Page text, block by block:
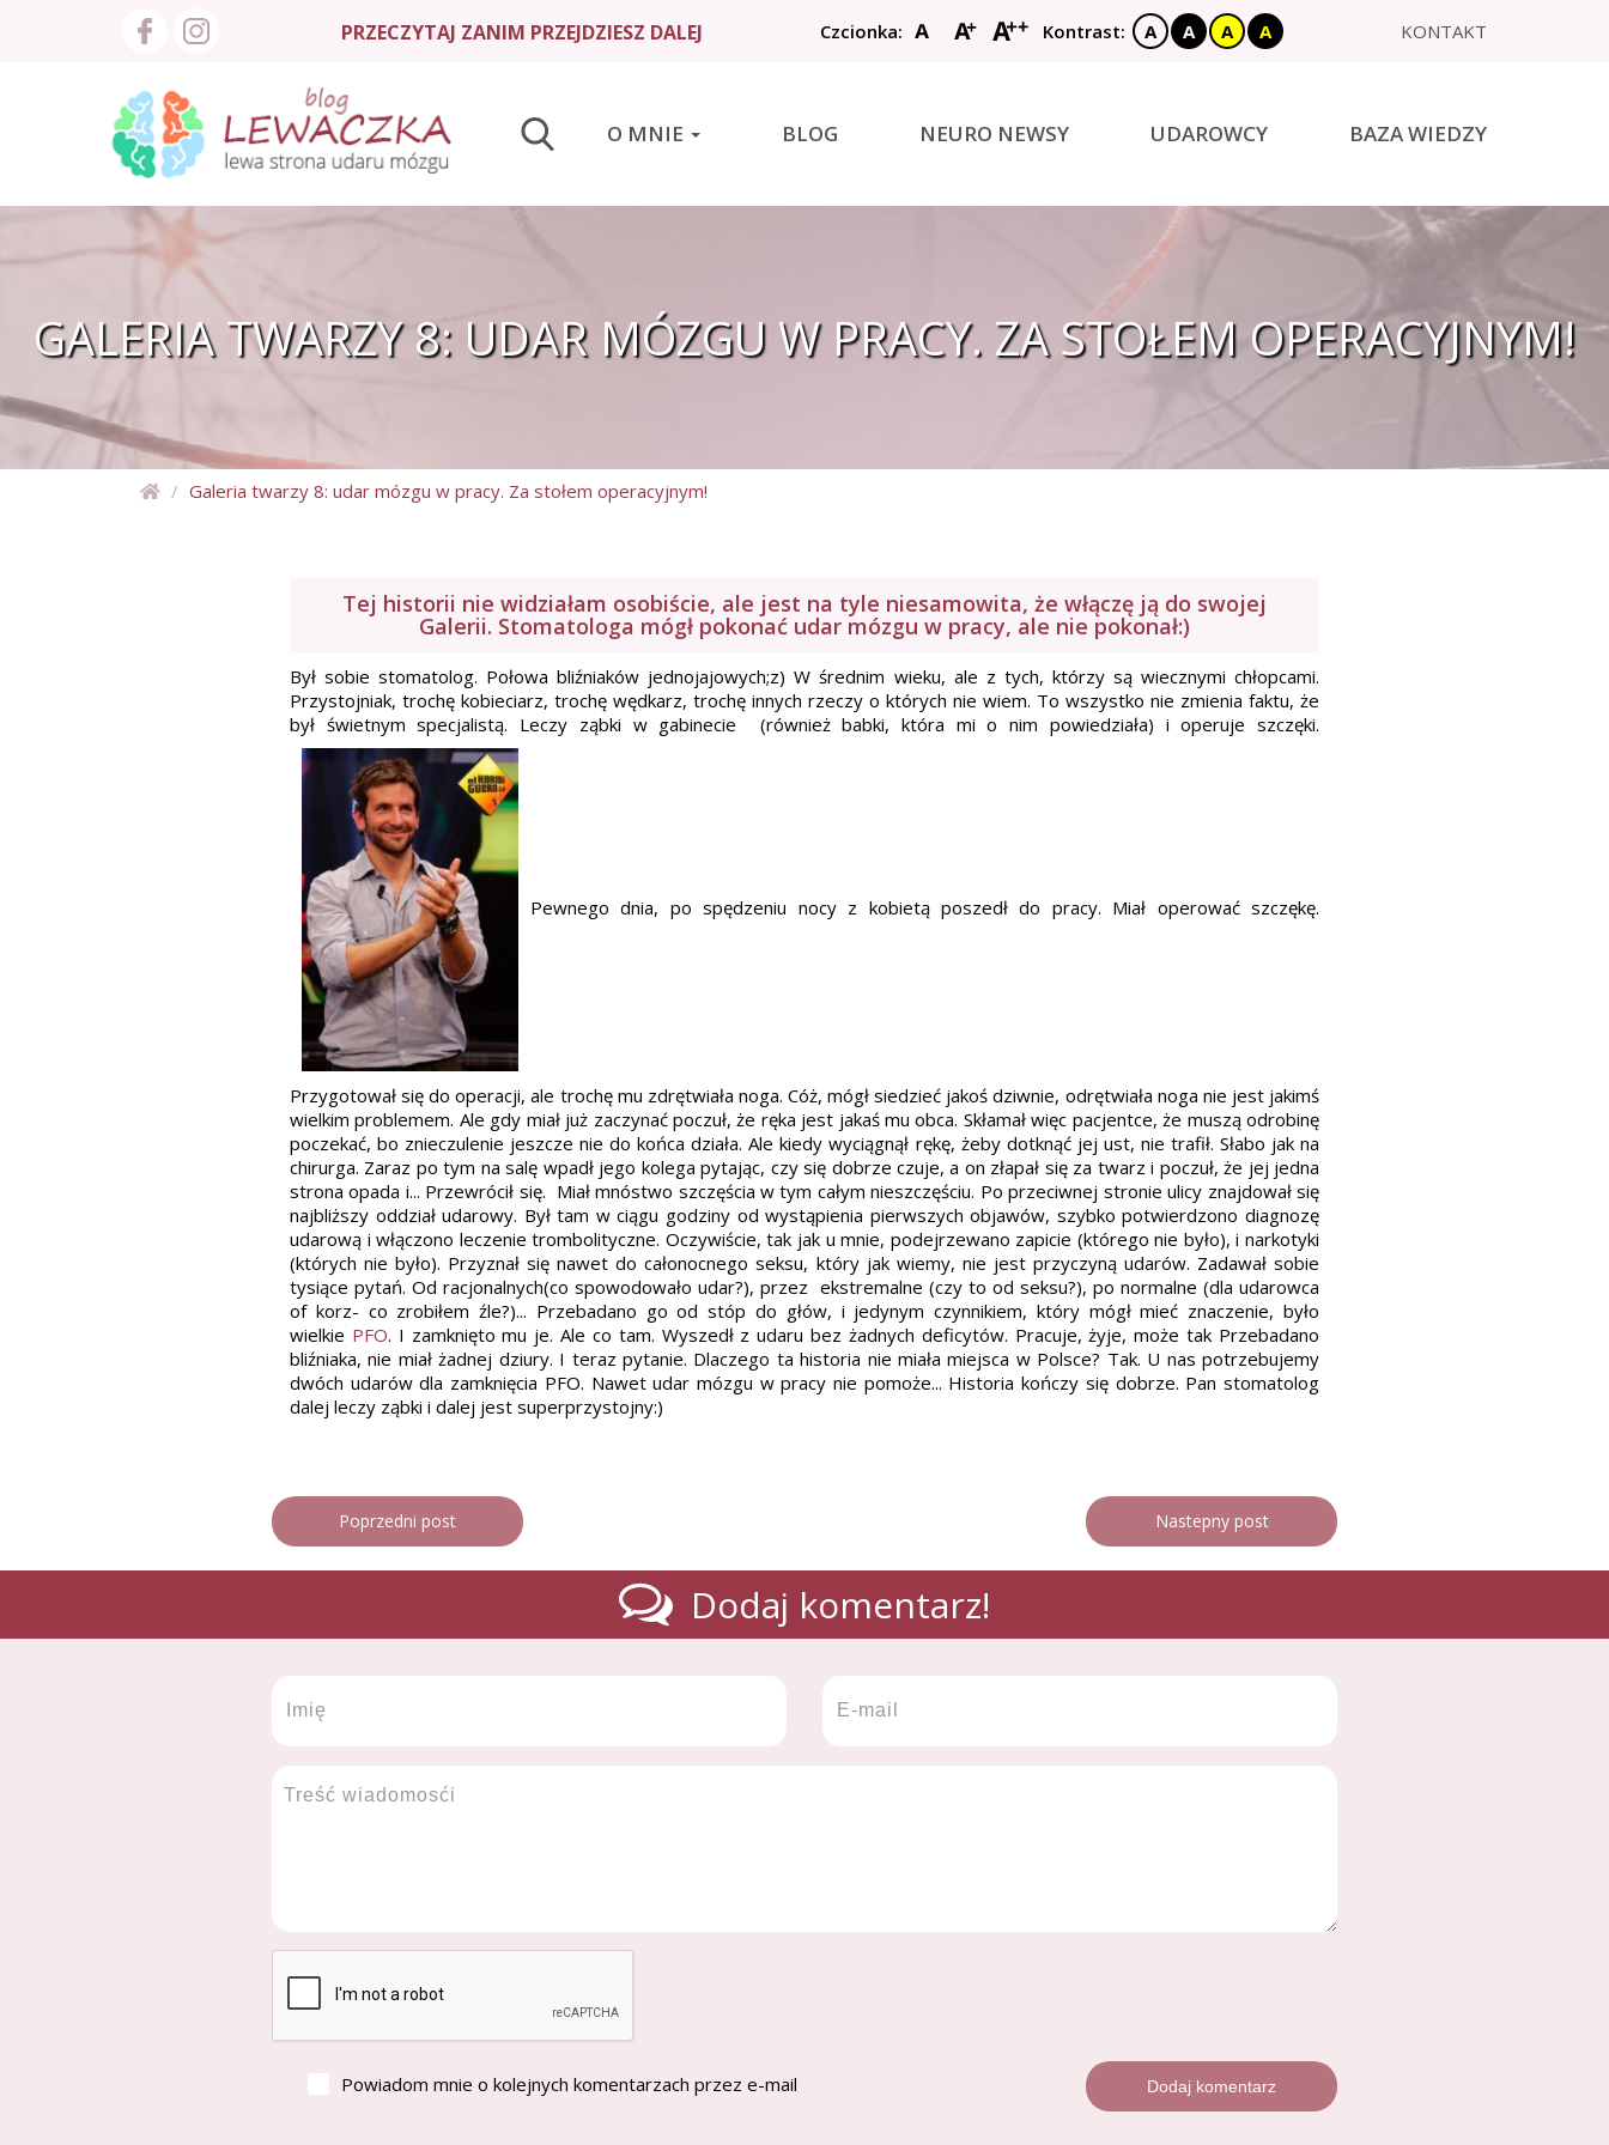
PRZECZYTAJ ZANIM PRZEJDZIESZ DALEJ Czcionka: Kontrast: A A A A KONTAKT
O MNIE
BLOG
UDAROWCY
O MNIE BLOG NEURO NEWSY UDAROWCY BAZA WIEDZY
GALERIA TWARZY 8: UDAR MÓZGU W PRACY. ZA STOŁEM OPERACYJNYM!
Galeria twarzy 8: udar mózgu w pracy. Za stołem operacyjnym!
Tej historii nie widziałam osobiście, ale jest na tyle niesamowita, że włączę ją do swojej
Galerii. Stomatologa mógł pokonać udar mózgu w pracy, ale nie pokonał:)
Był sobie stomatolog. Połowa bliźniaków jednojajowych;z) W średnim wieku, ale z tych, którzy są wiecznymi chłopcami.
Przystojniak, trochę kobieciarz, trochę wędkarz, trochę innych rzeczy o których nie wiem. To wszystko nie zmienia faktu, że
był świetnym specjalistą. Leczy ząbki w gabinecie (również babki, która mi o nim powiedziała) i operuje szczęki.
Pewnego dnia, po spędzeniu nocy z kobietą poszedł do pracy. Miał operować szczękę.
Przygotował się do operacji, ale trochę mu zdrętwiała noga. Cóż, mógł siedzieć jakoś dziwnie, odrętwiała noga nie jest jakimś
wielkim problemem. Ale gdy miał już zaczynać poczuł, że ręka jest jakaś mu obca. Skłamał więc pacjentce, że muszą odrobinę
poczekać, bo znieczulenie jeszcze nie do końca działa. Ale kiedy wyciągnął rękę, żeby dotknąć jej ust, nie trafił. Słabo jak na
chirurga. Zaraz po tym na salę wpadł jego kolega pytając, czy się dobrze czuje, a on złapał się za twarz i poczuł, że jej jedna
strona opada i... Przewrócił się. Miał mnóstwo szczęścia w tym całym nieszczęściu. Po przeciwnej stronie ulicy znajdował się
najbliższy oddział udarowy. Był tam w ciągu godziny od wystąpienia pierwszych objawów, szybko potwierdzono diagnozę
udarową i włączono leczenie trombolityczne. Oczywiście, tak jak u mnie, podejrzewano zapicie (którego nie było), i narkotyki
(których nie było). Przyznał się nawet do całonocnego seksu, który jak wiemy, nie jest przyczyną udarów. Zadawał sobie
tysiące pytań. Od racjonalnych(co spowodowało udar?), przez ekstremalne (czy to od seksu?), po normalne (dla udarowca
of korz- co zrobiłem źle?)... Przebadano go od stóp do głów, i jedynym czynnikiem, który mógł mieć znaczenie, było
wielkie PFO. I zamknięto mu je. Ale co tam. Wyszedł z udaru bez żadnych deficytów. Pracuje, żyje, może tak Przebadano
bliźniaka, nie miał żadnej dziury. I teraz pytanie. Dlaczego ta historia nie miała miejsca w Polsce? Tak. U nas potrzebujemy
dwóch udarów dla zamknięcia PFO. Nawet udar mózgu w pracy nie pomoże... Historia kończy się dobrze. Pan stomatolog
dalej leczy ząbki i dalej jest superprzystojny:)
Poprzedni post Nastepny post
Dodaj komentarz!
Powiadom mnie o kolejnych komentarzach przez e-mail